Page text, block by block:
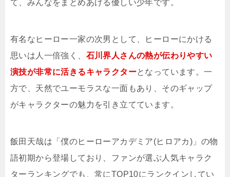
て、みんなをまとめあげる優しい少年です。
有名なヒーロー一家の次男として、ヒーローにかける
思いは人一倍強く、 石川界人さんの熱が伝わりやすい
演技が非常に活きるキャラクターとなっています。一
方で、天然でユーモラスな一面もあり、そのギャップ
がキャラクターの魅力を引き立てています。
飯田天哉は「僕のヒーローアカデミア(ヒロアカ)」の物
語初期から登場しており、ファンが選ぶ人気キャラク
ターランキングでも、常にTOP10にランクインしてい